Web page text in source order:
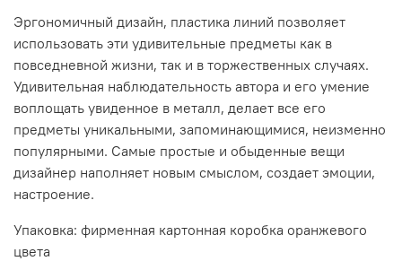
Эргономичный дизайн, пластика линий позволяет
использовать эти удивительные предметы как в
повседневной жизни, так и в торжественных случаях.
Удивительная наблюдательность автора и его умение
воплощать увиденное в металл, делает все его
предметы уникальными, запоминающимися, неизменно
популярными. Самые простые и обыденные вещи
дизайнер наполняет новым смыслом, создает эмоции,
настроение.
Упаковка: фирменная картонная коробка оранжевого
цвета